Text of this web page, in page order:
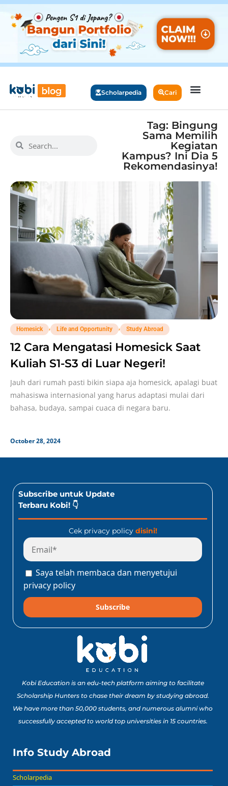
Scholarpedia Cari
Tag: Bingung
Sama Memilih
Kegiatan
Kampus? Ini Dia 5
Rekomendasinya!
Homesick , Life and Opportunity , Study Abroad
12 Cara Mengatasi Homesick Saat
Kuliah S1-S3 di Luar Negeri!
Jauh dari rumah pasti bikin siapa aja homesick, apalagi buat
mahasiswa internasional yang harus adaptasi mulai dari
bahasa, budaya, sampai cuaca di negara baru.
October 28, 2024
Subscribe untuk Update
Terbaru Kobi! 👇
Cek privacy policy disini!
Saya telah membaca dan menyetujui
privacy policy
Subscribe
Kobi Education is an edu-tech platform aiming to facilitate
Scholarship Hunters to chase their dream by studying abroad.
We have more than 50,000 students, and numerous alumni who
successfully accepted to world top universities in 15 countries.
Info Study Abroad
Scholarpedia